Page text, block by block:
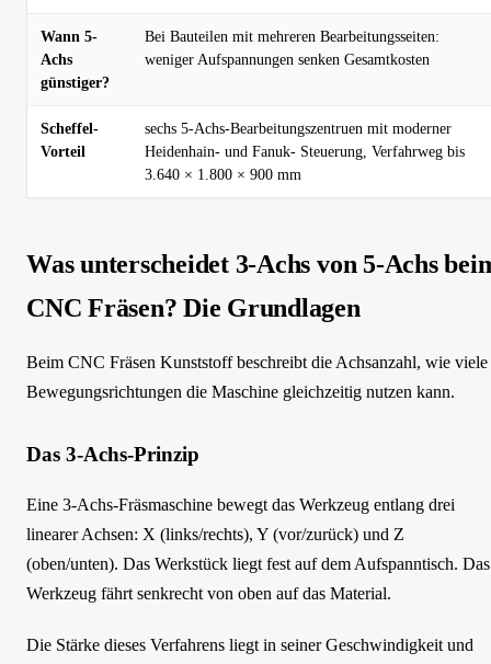
Wann 5-
Achs
günstiger?
Bei Bauteilen mit mehreren Bearbeitungsseiten:
weniger Aufspannungen senken Gesamtkosten
Scheffel-
Vorteil
sechs 5-Achs-Bearbeitungszentruen mit moderner
Heidenhain- und Fanuk- Steuerung, Verfahrweg bis
3.640 × 1.800 × 900 mm
Was unterscheidet 3-Achs von 5-Achs
CNC Fräsen? Die Grundlagen
Beim CNC Fräsen Kunststoff beschreibt die Achsanzahl, wie viele
Bewegungsrichtungen die Maschine gleichzeitig nutzen kann.
Das 3-Achs-Prinzip
Eine 3-Achs-Fräsmaschine bewegt das Werkzeug entlang drei
linearer Achsen: X (links/rechts), Y (vor/zurück) und Z
(oben/unten). Das Werkstück liegt fest auf dem Aufspanntisch. Das
Werkzeug fährt senkrecht von oben auf das Material.
Die Stärke dieses Verfahrens liegt in seiner Geschwindigkeit und